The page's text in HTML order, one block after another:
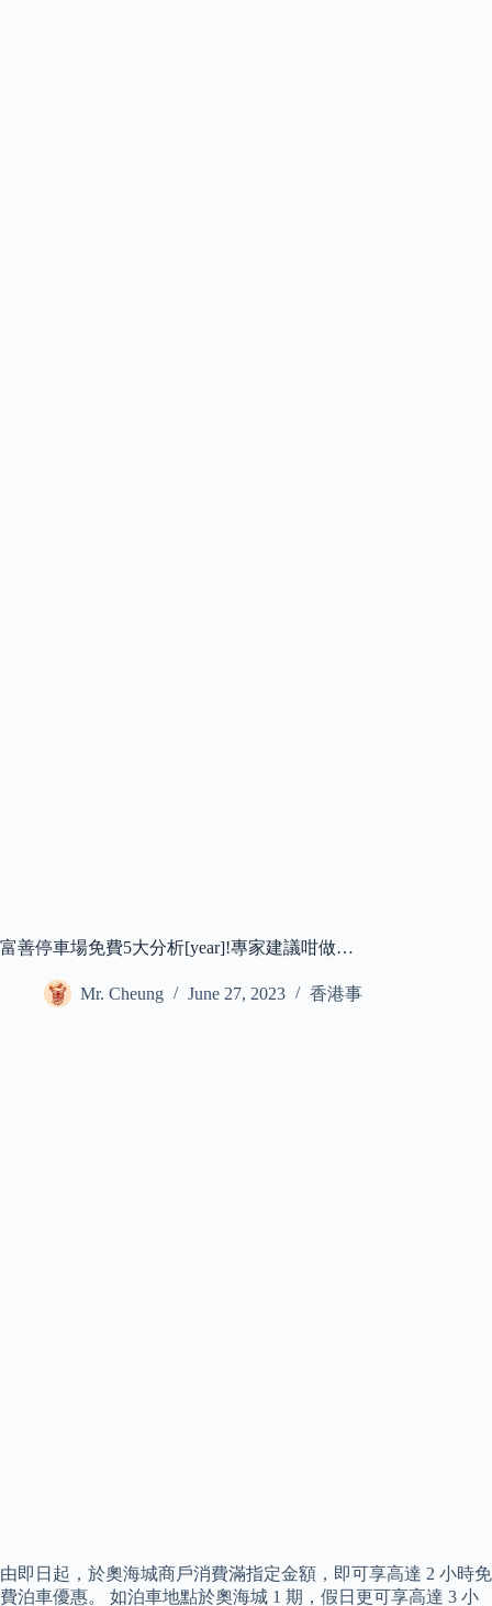
富善停車場免費5大分析[year]!專家建議咁做…
Mr. Cheung June 27, 2023 香港事
由即日起，於奧海城商戶消費滿指定金額，即可享高達 2 小時免
費泊車優惠。 如泊車地點於奧海城 1 期，假日更可享高達 3 小